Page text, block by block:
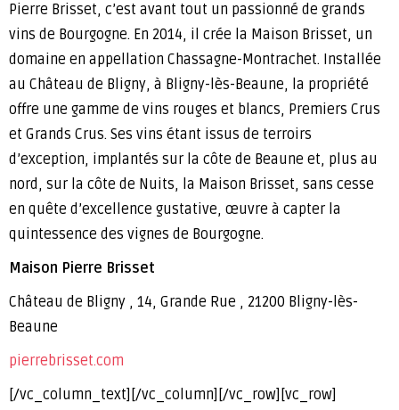
Pierre Brisset, c’est avant tout un passionné de grands
vins de Bourgogne. En 2014, il crée la Maison Brisset, un
domaine en appellation Chassagne-Montrachet. Installée
au Château de Bligny, à Bligny-lès-Beaune, la propriété
offre une gamme de vins rouges et blancs, Premiers Crus
et Grands Crus. Ses vins étant issus de terroirs
d’exception, implantés sur la côte de Beaune et, plus au
nord, sur la côte de Nuits, la Maison Brisset, sans cesse
en quête d’excellence gustative, œuvre à capter la
quintessence des vignes de Bourgogne.
Maison Pierre Brisset
Château de Bligny , 14, Grande Rue , 21200 Bligny-lès-
Beaune
pierrebrisset.com
[/vc_column_text][/vc_column][/vc_row][vc_row]